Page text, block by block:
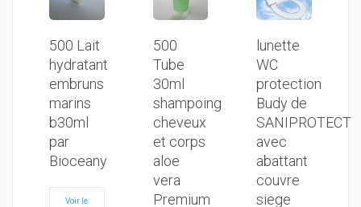
500 Lait
hydratant
embruns
marins
b30ml
par
Bioceany
Voir le
500
Tube
30ml
shampoing
cheveux
et corps
aloe
vera
Premium
lunette
WC
protection
Budy de
SANIPROTECT
avec
abattant
couvre
siege